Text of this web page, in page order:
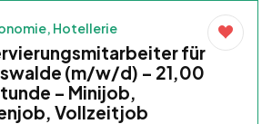
Hotellerie
für
(m/w/d) – 21,00
– Minijob,
Vollzeitjob